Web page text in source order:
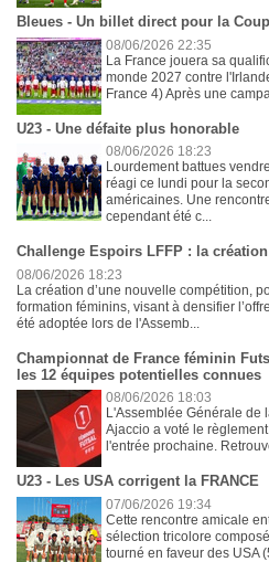
Bleues - Un billet direct pour la
08/06/2026 22:35
La France jouera sa
monde 2027 contre
France 4) Après une
U23 - Une défaite plus honorable
08/06/2026 18:23
Lourdement battues
réagi ce lundi pour la
américaines. Une
cependant été c...
Challenge Espoirs LFFP : la
08/06/2026 18:23
La création d’une nouvelle compétition,
formation féminins, visant à densifier
été adoptée lors de l'Assemb...
Championnat de France féminin
les 12 équipes potentielles connues
08/06/2026 18:03
L'Assemblée Générale de
Ajaccio a voté le
l'entrée prochaine.
U23 - Les USA corrigent la FRANCE
07/06/2026 19:34
Cette rencontre amicale
sélection tricolore
tourné en faveur des USA